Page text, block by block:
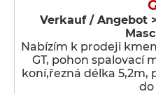
Verkauf / Angebot
Nabízím k prodeji
GT, pohon spalovací
koní,řezná délka
do